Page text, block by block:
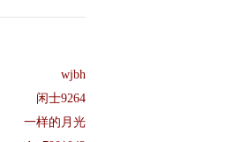
wjbh
闲士9264
一样的月光